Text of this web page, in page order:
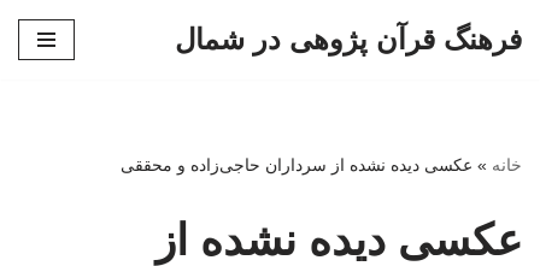
فرهنگ قرآن پژوهی در شمال
خانه » عکسی دیده نشده از سرداران حاجی‌زاده و محققی
عکسی دیده نشده از